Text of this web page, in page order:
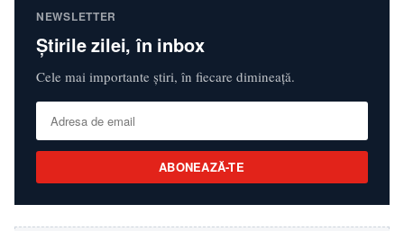
NEWSLETTER
Știrile zilei, în inbox
Cele mai importante știri, în fiecare dimineață.
ABONEAZĂ-TE